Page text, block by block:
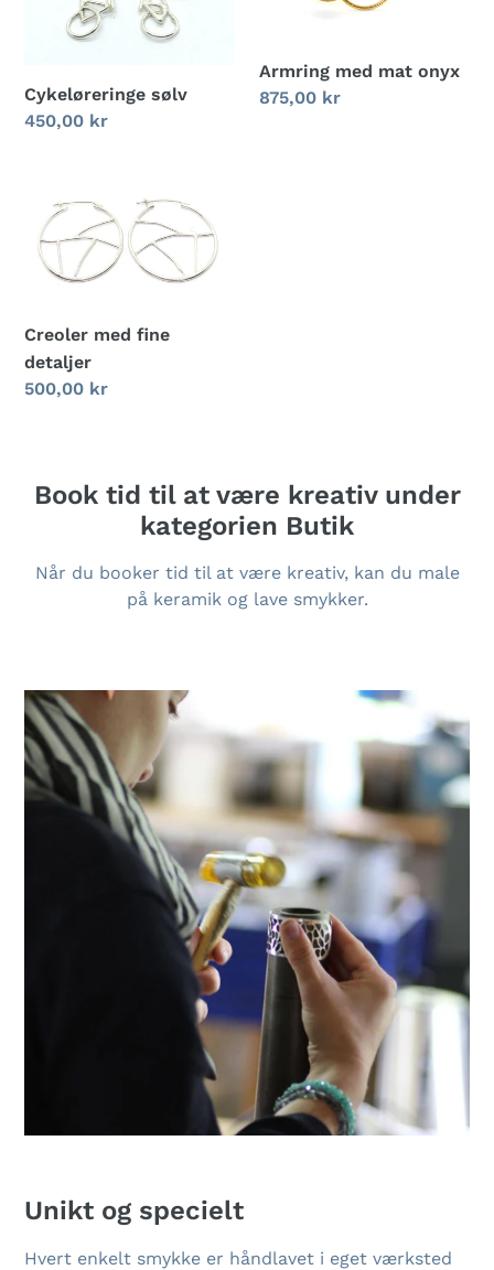
Cykeløreringe sølv
Normalpris
450,00 kr
Armring med mat onyx
Normalpris
875,00 kr
med
fine
detaljer
Creoler med fine
detaljer
Normalpris
500,00 kr
Book tid til at være kreativ under
kategorien Butik
Når du booker tid til at være kreativ, kan du male
på keramik og lave smykker.
Unikt og specielt
Hvert enkelt smykke er håndlavet i eget værksted